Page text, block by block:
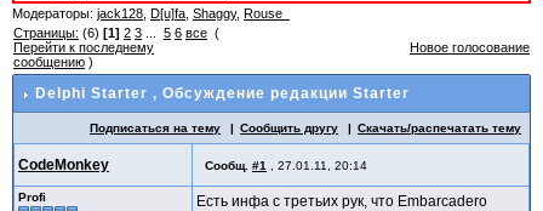
Модераторы: jack128 D[u]fa Shaggy, Rouse_
Страницы: (6) [1] 2 3 5 6 все (
Перейти к последнему
сообщению )
Новое голосование
Delphi Starter , Обсуждение редакции Starter
Подписаться на тему Сообщить другу Скачать/распечатать тему
CodeMonkey Сообщ. #1 27.01.11, 20:14
Profi
Есть инфа с третьих рук, что Embarcadero